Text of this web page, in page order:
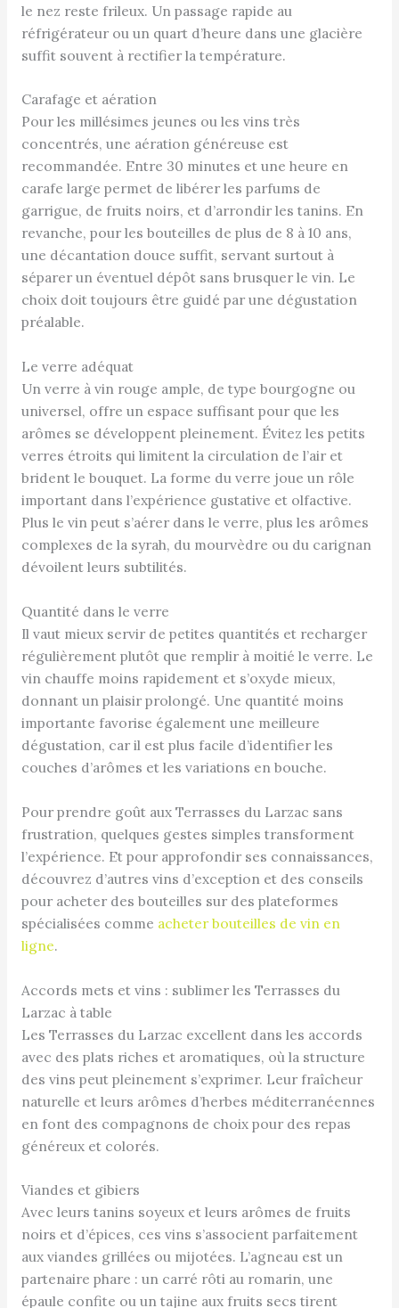
le nez reste frileux. Un passage rapide au
réfrigérateur ou un quart d’heure dans une glacière
suffit souvent à rectifier la température.
Carafage et aération
Pour les millésimes jeunes ou les vins très
concentrés, une aération généreuse est
recommandée. Entre 30 minutes et une heure en
carafe large permet de libérer les parfums de
garrigue, de fruits noirs, et d’arrondir les tanins. En
revanche, pour les bouteilles de plus de 8 à 10 ans,
une décantation douce suffit, servant surtout à
séparer un éventuel dépôt sans brusquer le vin. Le
choix doit toujours être guidé par une dégustation
préalable.
Le verre adéquat
Un verre à vin rouge ample, de type bourgogne ou
universel, offre un espace suffisant pour que les
arômes se développent pleinement. Évitez les petits
verres étroits qui limitent la circulation de l’air et
brident le bouquet. La forme du verre joue un rôle
important dans l’expérience gustative et olfactive.
Plus le vin peut s’aérer dans le verre, plus les arômes
complexes de la syrah, du mourvèdre ou du carignan
dévoilent leurs subtilités.
Quantité dans le verre
Il vaut mieux servir de petites quantités et recharger
régulièrement plutôt que remplir à moitié le verre. Le
vin chauffe moins rapidement et s’oxyde mieux,
donnant un plaisir prolongé. Une quantité moins
importante favorise également une meilleure
dégustation, car il est plus facile d’identifier les
couches d’arômes et les variations en bouche.
Pour prendre goût aux Terrasses du Larzac sans
frustration, quelques gestes simples transforment
l’expérience. Et pour approfondir ses connaissances,
découvrez d’autres vins d’exception et des conseils
pour acheter des bouteilles sur des plateformes
spécialisées comme acheter bouteilles de vin en
ligne.
Accords mets et vins : sublimer les Terrasses du
Larzac à table
Les Terrasses du Larzac excellent dans les accords
avec des plats riches et aromatiques, où la structure
des vins peut pleinement s’exprimer. Leur fraîcheur
naturelle et leurs arômes d’herbes méditerranéennes
en font des compagnons de choix pour des repas
généreux et colorés.
Viandes et gibiers
Avec leurs tanins soyeux et leurs arômes de fruits
noirs et d’épices, ces vins s’associent parfaitement
aux viandes grillées ou mijotées. L’agneau est un
partenaire phare : un carré rôti au romarin, une
épaule confite ou un tajine aux fruits secs tirent